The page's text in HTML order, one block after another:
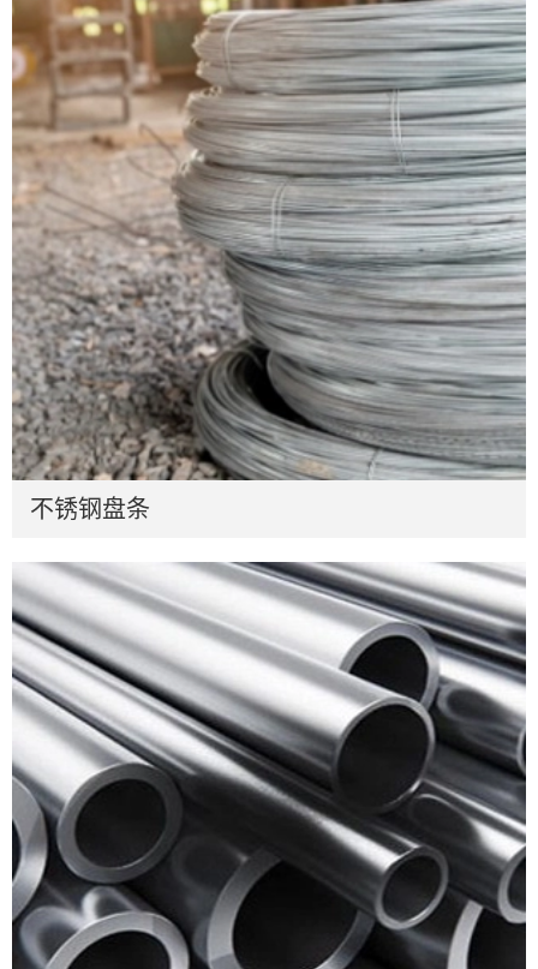
不锈钢盘条